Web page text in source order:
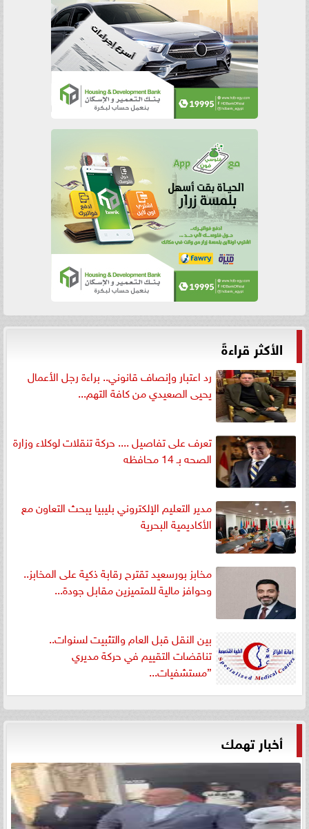
الأكثر قراءةً
رد اعتبار وإنصاف قانوني.. براءة رجل الأعمال
يحيى الصعيدي من كافة التهم...
تعرف على تفاصيل .... حركة تنقلات لوكلاء وزارة
الصحه بـ 14 محافظه
مدير التعليم الإلكتروني بليبيا يبحث التعاون مع
الأكاديمية البحرية
مخابز بورسعيد تقترح رقابة ذكية على المخابز..
وحوافز مالية للمتميزين مقابل جودة...
بين النقل قبل العام والتثبيت لسنوات..
تناقضات التقييم في حركة مديري
”مستشفيات...
أخبار تهمك